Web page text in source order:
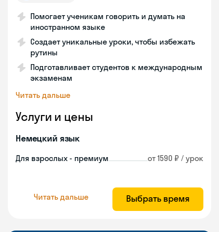
Помогает ученикам говорить и думать на
иностранном языке
Создает уникальные уроки, чтобы избежать
рутины
Подготавливает студентов к международным
экзаменам
Читать дальше
Услуги и цены
Немецкий язык
Для взрослых - премиум от 1590 ₽ / урок
Читать дальше Выбрать время